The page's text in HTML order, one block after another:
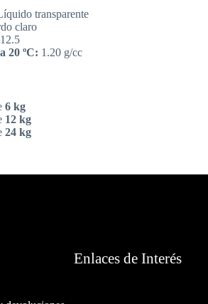
transparente
claro
12.5
20 ºC: 1.20 g/cc
6 kg
12 kg
24 kg
Enlaces de Interés